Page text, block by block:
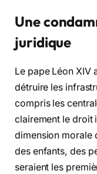
Une
juridique
Le pape Léon XIV
détruire les
compris les
clairement le droit
dimension morale
des enfants, des
seraient les